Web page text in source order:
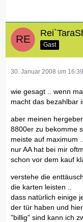
Gast
30. Januar 2008 um 16:39
wie gesagt .. wenn
macht das bezahlbar
aber meinen
8800er zu bekomme
meiste auf maximum ..
nur AA hat bei mir
schon vor dem kauf
verstehe die
die karten leisten ..
dass natürlich einige
der tür haben und
"billig" sind kann ich